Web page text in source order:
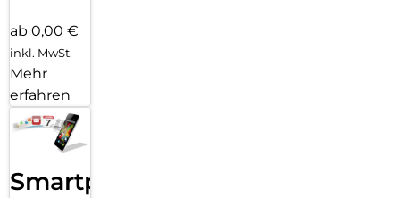
ab 0,00 €
inkl. MwSt.
Mehr
erfahren
Smartphone